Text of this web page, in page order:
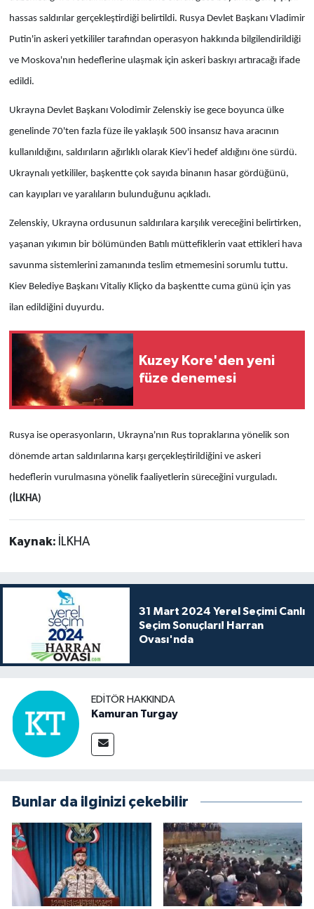
hassas saldırılar gerçekleştirdiği belirtildi. Rusya Devlet Başkanı Vladimir
Putin'in askeri yetkililer tarafından operasyon hakkında bilgilendirildiği
ve Moskova'nın hedeflerine ulaşmak için askeri baskıyı artıracağı ifade
edildi.
Ukrayna Devlet Başkanı Volodimir Zelenskiy ise gece boyunca ülke
genelinde 70'ten fazla füze ile yaklaşık 500 insansız hava aracının
kullanıldığını, saldırıların ağırlıklı olarak Kiev'i hedef aldığını öne sürdü.
Ukraynalı yetkililer, başkentte çok sayıda binanın hasar gördüğünü,
can kayıpları ve yaralıların bulunduğunu açıkladı.
Zelenskiy, Ukrayna ordusunun saldırılara karşılık vereceğini belirtirken,
yaşanan yıkımın bir bölümünden Batılı müttefiklerin vaat ettikleri hava
savunma sistemlerini zamanında teslim etmemesini sorumlu tuttu.
Kiev Belediye Başkanı Vitaliy Kliçko da başkentte cuma günü için yas
ilan edildiğini duyurdu.
Kuzey Kore'den yeni
füze denemesi
Rusya ise operasyonların, Ukrayna'nın Rus topraklarına yönelik son
dönemde artan saldırılarına karşı gerçekleştirildiğini ve askeri
hedeflerin vurulmasına yönelik faaliyetlerin süreceğini vurguladı.
(İLKHA)
Kaynak: İLKHA
31 Mart 2024 Yerel Seçimi Canlı
Seçim Sonuçları! Harran
Ovası'nda
EDITÖR HAKKINDA
Kamuran Turgay
Bunlar da ilginizi çekebilir